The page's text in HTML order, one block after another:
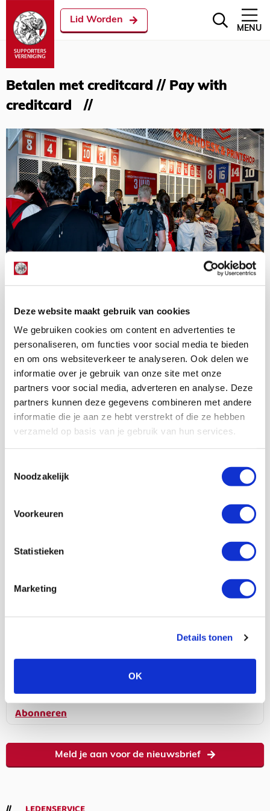
Deze website maakt gebruik van cookies
We gebruiken cookies om content en advertenties te
personaliseren, om functies voor social media te bieden
en om ons websiteverkeer te analyseren. Ook delen we
informatie over je gebruik van onze site met onze
partners voor social media, adverteren en analyse. Deze
partners kunnen deze gegevens combineren met andere
informatie die je aan ze hebt verstrekt of die ze hebben
verzameld op basis van je gebruik van hun services.
Noodzakelijk
Voorkeuren
Statistieken
Marketing
Details tonen
OK
Lid Worden
MENU
Betalen met creditcard // Pay with
creditcard
Woon je in het buitenland en wil je de jaarlijkse
contributie betalen via creditcard? Stuur dan een
abroad and do you want to pay the annual
membership fee by credit card? Please send an
email tolidmaatschap@svajax.nl
Met meer dan 150.000 Ajacieden
staan wij achter Ajax!
volgers
Volgen
Volgen
Volgen
9,6K
volgers
Volgen
Abonneren
Meld je aan voor de nieuwsbrief